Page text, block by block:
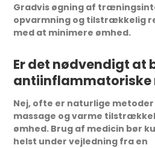
Gradvis øgning af
opvarmning og tilstrækkelig
med at minimere ømhed.
Er det nødvendigt at
antiinflammatoriske
Nej, ofte er naturlige
massage og varme
ømhed. Brug af medicin bør
helst under vejledning fra en